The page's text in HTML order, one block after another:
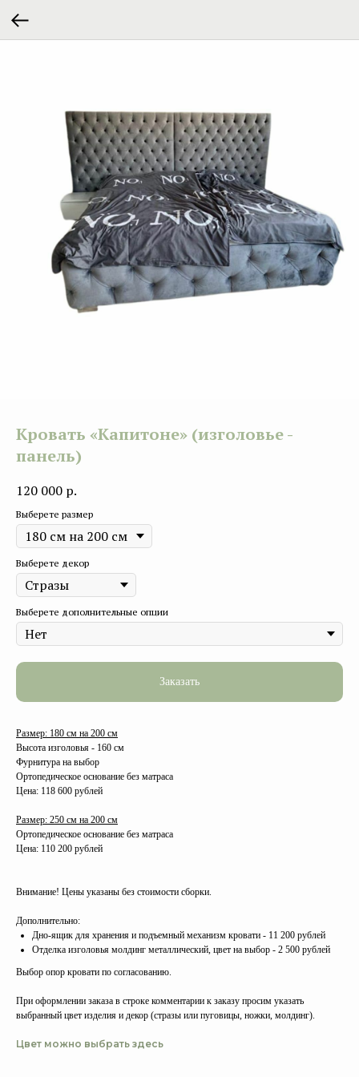
Кровать «Капитоне» (изголовье -
панель)
120 000 р.
Выберете размер
Выберете декор
Выберете дополнительные опции
Заказать
Размер: 180 см на 200 см
Высота изголовья - 160 см
Фурнитура на выбор
Ортопедическое основание без матраса
Цена: 118 600 рублей
Размер: 250 см на 200 см
Ортопедическое основание без матраса
Цена: 110 200 рублей
Внимание! Цены указаны без стоимости сборки.
Дополнительно:
Дно-ящик для хранения и подъемный механизм кровати - 11 200 рублей
Отделка изголовья молдинг металлический, цвет на выбор - 2 500 рублей
Выбор опор кровати по согласованию.
При оформлении заказа в строке комментарии к заказу просим указать
выбранный цвет изделия и декор (стразы или пуговицы, ножки, молдинг).
Цвет можно выбрать здесь